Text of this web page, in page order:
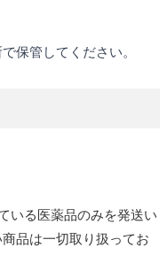
保管してください。
いる医薬品のみを発送い
品は一切取り扱ってお